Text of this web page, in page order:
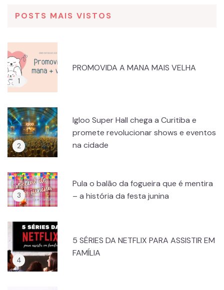
POSTS MAIS VISTOS
PROMOVIDA A MANA MAIS VELHA
Igloo Super Hall chega a Curitiba e
promete revolucionar shows e eventos
na cidade
Pula o balão da fogueira que é mentira
– a história da festa junina
5 SÉRIES DA NETFLIX PARA ASSISTIR EM
FAMÍLIA